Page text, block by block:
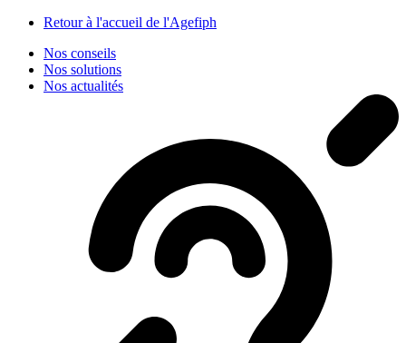
Retour à l'accueil de l'Agefiph
Nos conseils
Nos solutions
Nos actualités